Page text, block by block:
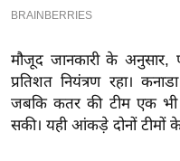
म
-
पे
प
र
मौजूद जानकारी के
प्रतिशत नियंत्रण रहा।
जबकि कतर की टीम एक भी
सकी। यही आंकड़े दोनों टीमों